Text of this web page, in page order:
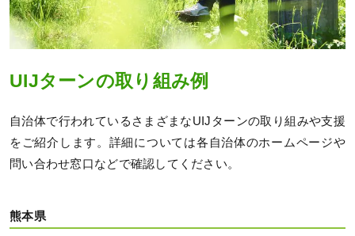
UIJターンの取り組み例
自治体で行われているさまざまなUIJターンの取り組みや支援
をご紹介します。詳細については各自治体のホームページや
問い合わせ窓口などで確認してください。
熊本県